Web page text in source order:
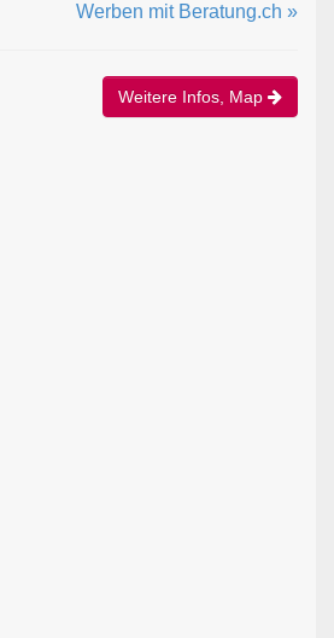
Werben mit Beratung.ch »
Weitere Infos, Map